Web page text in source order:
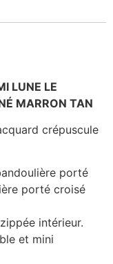
LUNE LE
MARRON TAN
crépuscule
porté
porté croisé
intérieur.
et mini